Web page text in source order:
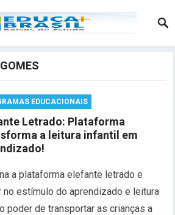
EDUCACIONAIS
Letrado: Plataforma
a leitura infantil em
a plataforma elefante letrado e
no estímulo do aprendizado e leitura
poder de transportar as crianças a